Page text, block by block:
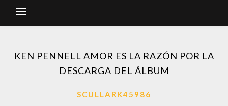
KEN PENNELL AMOR ES LA RAZÓN POR LA
DESCARGA DEL ÁLBUM
SCULLARK45986